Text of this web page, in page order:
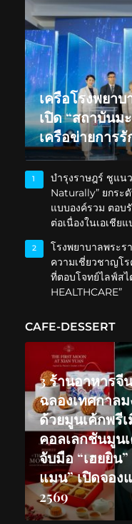
เครือโรงพยา
เปิด “สถาบันม
เครือข่ายการ
1
บำรุงราษฎร์ ชูแน
Naturally” ยกระ
แบบองค์รวม ตอบ
ต่อเนื่องในเอเชีย
2
โรงพยาบาลพระร
ความเชี่ยวชาญโ
ที่ตอบโจทย์ไลฟ์สไ
HEALTHCARE”
CAFE-DESSERT
3 ร้านอาหาร
ฉลองเทศกาล
ด้วยมูนเค้กพรี
คอลเลกชันมูน
จับมือ “เฮยยิน
แมน” เปิดจอง
2569